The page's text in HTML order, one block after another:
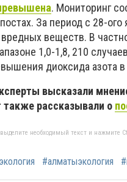
. Мониторинг
За период с 28-
веществ. В
1,0-1,8, 210
диоксида азота
высказали
также рассказывали о
необходимый текст и нажмите
#алматыэкология